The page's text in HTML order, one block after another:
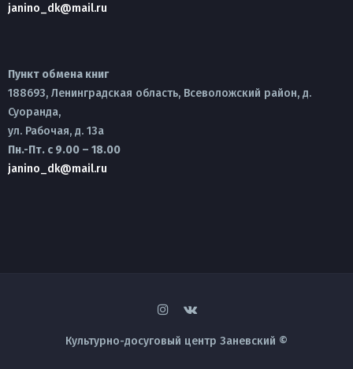
janino_dk@mail.ru
Пункт обмена книг
188693, Ленинградская область, Всеволожский район, д.
Суоранда,
ул. Рабочая, д. 13а
Пн.-Пт. с 9.00 – 18.00
janino_dk@mail.ru
Культурно-досуговый центр Заневский ©